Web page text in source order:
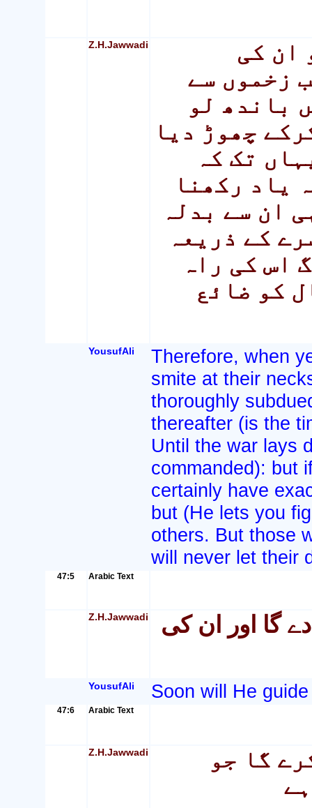
Z.H.Jawwadi
ان کی
زخموں سے
باندھ لو
چھوڑ دیا
تک کہ
یاد رکھنا
ان سے بدلہ
کے ذریعہ
اس کی راہ
کو ضائع
YousufAli
Therefore, when
smite at their
thoroughly
thereafter (is the
Until the war lays
commanded): but
certainly have
but (He lets you
others. But those
will never let their
47:5 Arabic Text
Z.H.Jawwadi گا اور ان کی
YousufAli Soon will He
47:6 Arabic Text
Z.H.Jawwadi
گا جو